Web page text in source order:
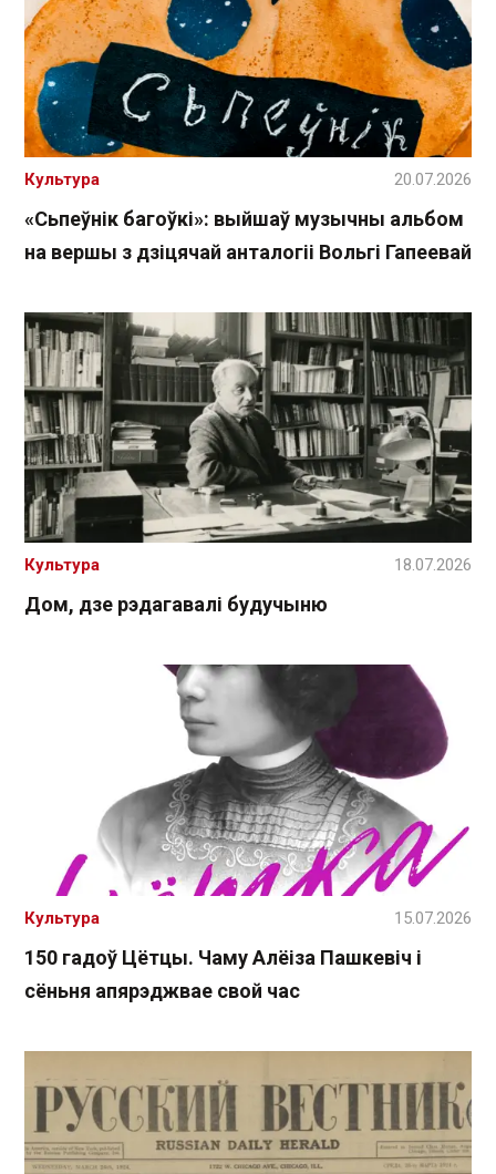
«Сьпеўнік багоўкі»: выйшаў музычны альбом
на вершы з дзіцячай анталогіі Вольгі Гапеевай
Культура 20.07.2026
Дом, дзе рэдагавалі будучыню
Культура 18.07.2026
150 гадоў Цётцы. Чаму Алёіза Пашкевіч і
сёньня апярэджвае свой час
Культура 15.07.2026